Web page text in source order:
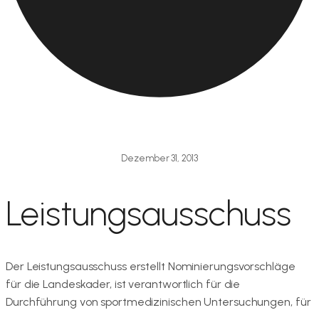
Dezember 31, 2013
Leistungsausschuss
Der Leistungsausschuss erstellt Nominierungsvorschläge
für die Landeskader, ist verantwortlich für die
Durchführung von sportmedizinischen Untersuchungen, für